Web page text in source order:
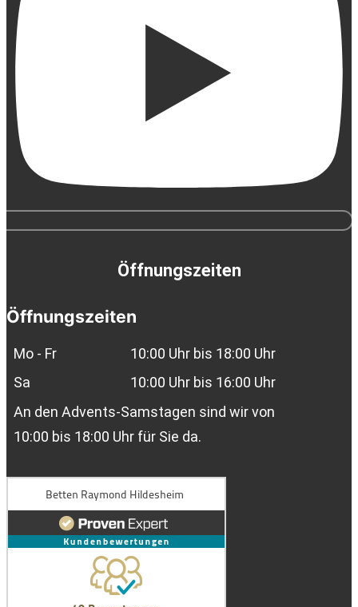
Öffnungszeiten
Öffnungszeiten
Mo - Fr
10:00 Uhr bis 18:00 Uhr
Sa
10:00 Uhr bis 16:00 Uhr
An den Advents-Samstagen sind wir von
10:00 bis 18:00 Uhr für Sie da.